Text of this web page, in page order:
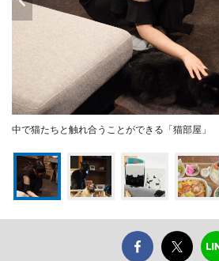
中で猫たちと触れ合うことができる「猫部屋」